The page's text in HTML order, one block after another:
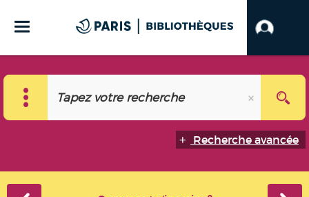
Recherche avancée